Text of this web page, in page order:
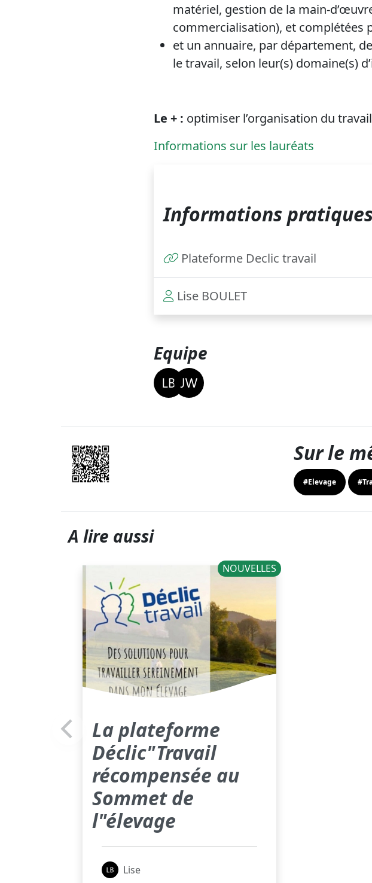
matériel, gestion de la main-
commercialisation), et complétées
et un annuaire, par département,
le travail, selon leur(s) domaine(s)
Le + : optimiser l’organisation du
Informations sur les lauréats
Informations
Plateforme Declic travail
Lise BOULET
Equipe
Sur le
#Elevage
A lire aussi
NOUVELLES
La plateforme
Déclic"Travail
récompensée au
Sommet de
l"élevage
Lise